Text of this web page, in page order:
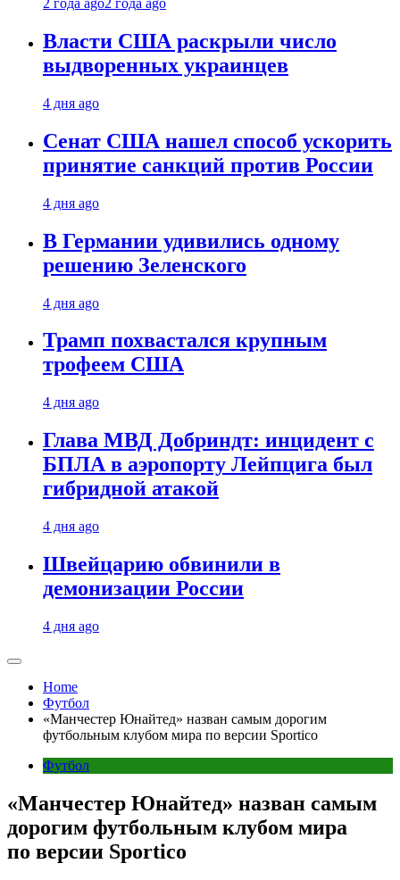
2 года ago2 года ago
Власти США раскрыли число
выдворенных украинцев
4 дня ago
Сенат США нашел способ ускорить
принятие санкций против России
4 дня ago
В Германии удивились одному
решению Зеленского
4 дня ago
Трамп похвастался крупным
трофеем США
4 дня ago
Глава МВД Добриндт: инцидент с
БПЛА в аэропорту Лейпцига был
гибридной атакой
4 дня ago
Швейцарию обвинили в
демонизации России
4 дня ago
Home
Футбол
«Манчестер Юнайтед» назван самым дорогим
футбольным клубом мира по версии Sportico
Футбол
«Манчестер Юнайтед» назван самым
дорогим футбольным клубом мира
по версии Sportico